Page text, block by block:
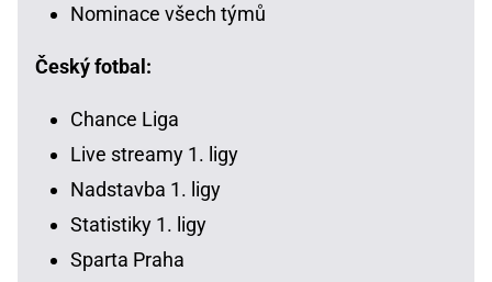
Nominace všech týmů
Český fotbal:
Chance Liga
Live streamy 1. ligy
Nadstavba 1. ligy
Statistiky 1. ligy
Sparta Praha